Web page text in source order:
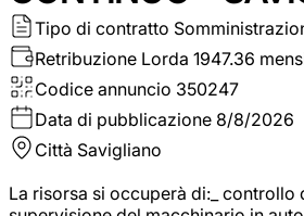
Tipo di contratto
Retribuzione Lorda 1947.36
Codice annuncio 350247
Data di pubblicazione 8/8/2026
Città Savigliano
La risorsa si occuperà di:_ controllo